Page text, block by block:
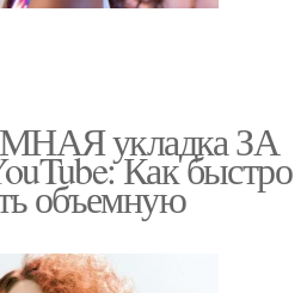
укладка ЗА
Как быстро
объемную